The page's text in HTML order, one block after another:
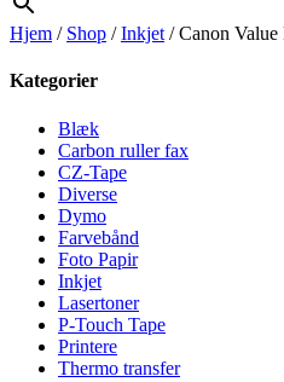
Hjem / Shop /Inkjet / Canon
Kategorier
Blæk
Carbon ruller fax
CZ-Tape
Diverse
Dymo
Farvebånd
Foto Papir
Inkjet
Lasertoner
P-Touch Tape
Printere
Thermo transfer